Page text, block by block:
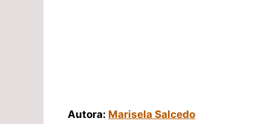
Autora: Marisela Salcedo